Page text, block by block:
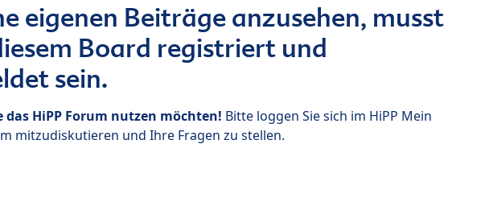
eigenen Beiträge anzusehen, musst
Board registriert und
sein.
das HiPP Forum nutzen möchten! Bitte loggen Sie sich im HiPP Mein
mitzudiskutieren und Ihre Fragen zu stellen.